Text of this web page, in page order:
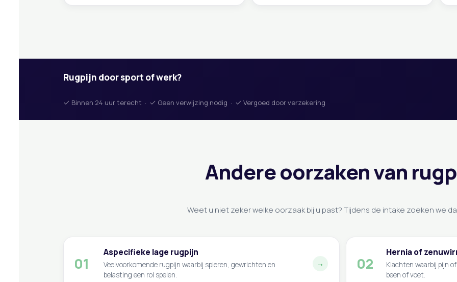
Rugpijn door sport of werk?
Binnen 24 uur terecht · Geen verwijzing nodig · Vergoed door verzekering
Andere oorzaken van
Weet u niet zeker welke oorzaak bij u past? Tijdens de intake zoeken we
01
Aspecifieke lage rugpijn
Veelvoorkomende rugpijn waarbij spieren, gewrichten en
belasting een rol spelen.
→ 02
Hernia of
Klachten waarbij pijn
been of voet.